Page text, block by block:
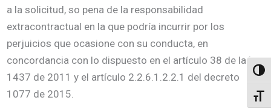
a la solicitud, so pena de la responsabilidad
extracontractual en la que podría incurrir por los
perjuicios que ocasione con su conducta, en
concordancia con lo dispuesto en el artículo 38 de la ley
1437 de 2011 y el artículo 2.2.6.1.2.2.1 del decreto
1077 de 2015.